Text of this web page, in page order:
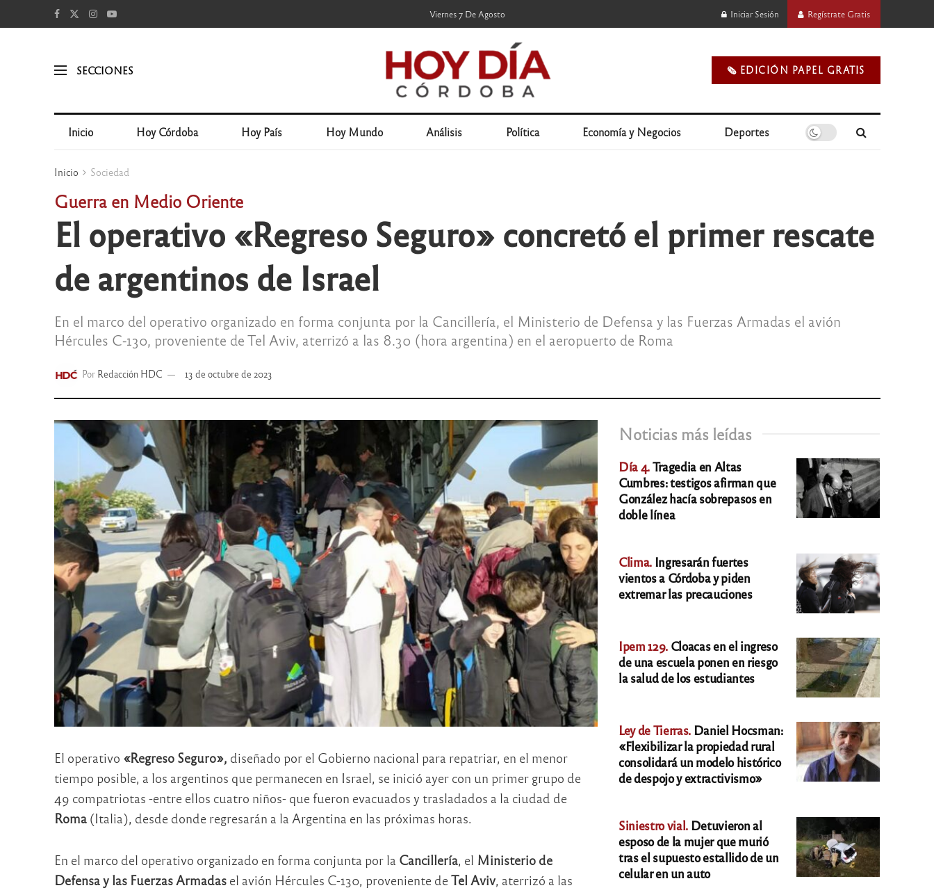
Viernes 7 De Agosto Iniciar Sesión Regístrate Gratis
SECCIONES 🗞️ EDICIÓN PAPEL GRATIS
Inicio Hoy Córdoba Hoy País Hoy Mundo Análisis Política Economía y Negocios Deportes
Inicio Sociedad
Guerra en Medio Oriente
El operativo «Regreso Seguro» concretó el primer rescate
de argentinos de Israel
En el marco del operativo organizado en forma conjunta por la Cancillería, el Ministerio de Defensa y las Fuerzas Armadas el avión
Hércules C-130, proveniente de Tel Aviv, aterrizó a las 8.30 (hora argentina) en el aeropuerto de Roma
Por Redacción HDC 13 de octubre de 2023
El operativo «Regreso Seguro», diseñado por el Gobierno nacional para repatriar, en el menor
tiempo posible, a los argentinos que permanecen en Israel, se inició ayer con un primer grupo de
49 compatriotas -entre ellos cuatro niños- que fueron evacuados y trasladados a la ciudad de
Roma(Italia), desde donde regresarán a la Argentina en las próximas horas.
En el marco del operativo organizado en forma conjunta por la Cancillería, el Ministerio de
Defensa y las Fuerzas Armadasel avión Hércules C-130, proveniente deTel Aviv, aterrizó a las
Noticias más leídas
Día 4.Tragedia en Altas
Cumbres: testigos afirman que
González hacía sobrepasos en
doble línea
Clima. Ingresarán fuertes
vientos a Córdoba y piden
extremar las precauciones
Ipem 129. Cloacas en el ingreso
de una escuela ponen en riesgo
la salud de los estudiantes
Ley de Tierras. Daniel Hocsman:
«Flexibilizar la propiedad rural
consolidará un modelo histórico
de despojo y extractivismo»
Siniestro vial. Detuvieron al
esposo de la mujer que murió
tras el supuesto estallido de un
celular en un auto